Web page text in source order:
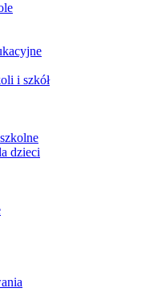
i szkół
dzieci